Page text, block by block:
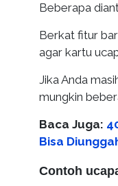
Beberapa
Berkat fitur
agar kartu
Jika Anda
mungkin
Baca Juga:
Bisa
Contoh